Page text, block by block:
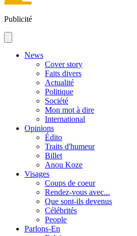
Publicité
News
Cover story
Faits divers
Actualité
Politique
Société
Mon mot à dire
International
Opinions
Édito
Traits d'humeur
Billet
Anou Koze
Visages
Coups de coeur
Rendez-vous avec...
Que sont-ils devenus
Célébrités
People
Parlons-En